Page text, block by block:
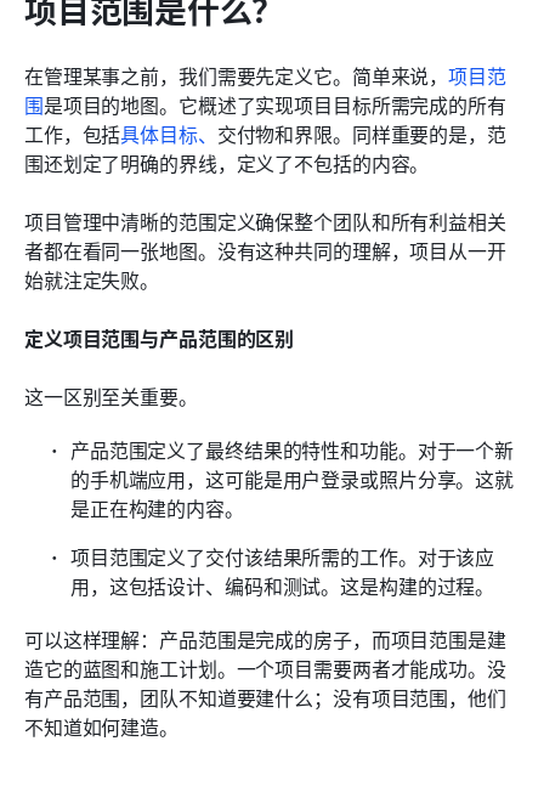
在管理某事之前，我们需要先定义它。简单来说，项目范
围是项目的地图。它概述了实现项目目标所需完成的所有
工作，包括具体目标、 交付物和界限。同样重要的是，范
围还划定了明确的界线，定义了不包括的内容。
项目管理中清晰的范围定义确保整个团队和所有利益相关
者都在看同一张地图。没有这种共同的理解，项目从一开
始就注定失败。
定义项目范围与产品范围的区别
这一区别至关重要。
产品范围定义了最终结果的特性和功能。对于一个新
的手机端应用，这可能是用户登录或照片分享。这就
是正在构建的内容。
项目范围定义了交付该结果所需的工作。对于该应
用，这包括设计、编码和测试。这是构建的过程。
可以这样理解：产品范围是完成的房子，而项目范围是建
造它的蓝图和施工计划。一个项目需要两者才能成功。没
有产品范围，团队不知道要建什么；没有项目范围，他们
不知道如何建造。